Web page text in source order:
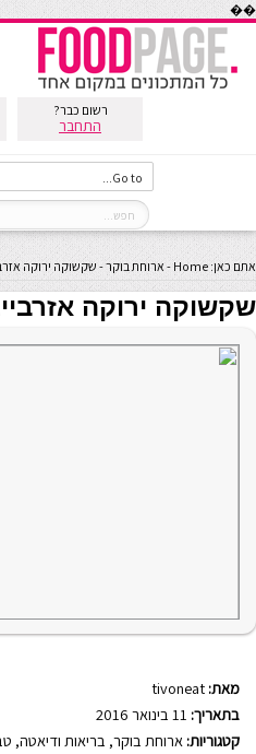
��
רשום כבר?
התחבר
אתם כאן: Home
- ארוחת בוקר- שקשוקה ירוקה
שקשוקה ירוקה
מאת: tivoneat
בתאריך:
קטגוריות: ארוחת בוקר, בריאות ודיאטה,